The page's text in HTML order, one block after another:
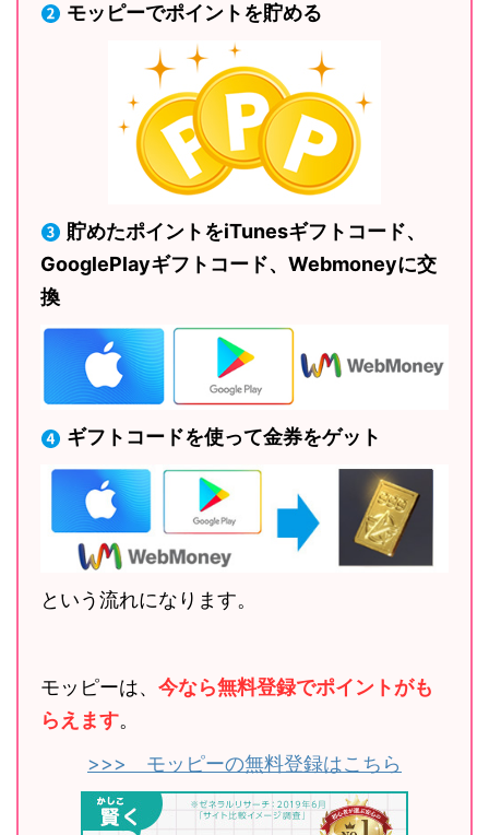
モッピーでポイントを貯める
貯めたポイントをiTunesギフトコード、
GooglePlayギフトコード、Webmoneyに交
換
ギフトコードを使って金券をゲット
という流れになります。
モッピーは、 今なら無料登録でポイントがも
らえます。
>>> モッピーの無料登録はこちら